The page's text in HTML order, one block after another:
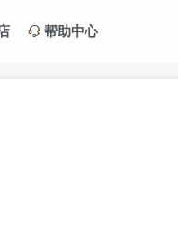
帮助中心